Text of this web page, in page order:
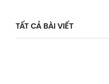
TẤT CẢ BÀI VIẾT